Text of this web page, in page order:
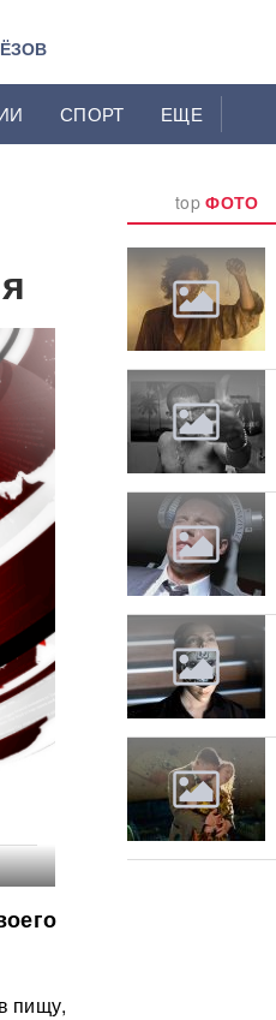
СПОРТ ЕЩЕ
пищу,
topФОТО